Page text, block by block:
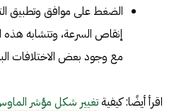
الضغط على موافق وتطبيق
مع وجود بعض الاختلافات
اقرأ أيضًا: كيفية تغيير شكل مؤشر الماوس